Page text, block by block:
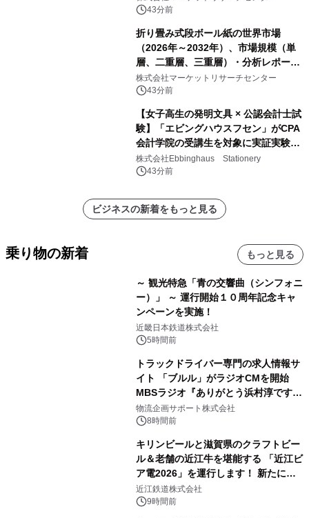
43分前
折り畳み式段ボール紙の世界市場
（2026年～2032年）、市場規模（単
層、二重層、三重層）・分析レポート
を発表
株式会社マーケットリサーチセンター
43分前
【女子高生の発明文具 × 公認会計士試
験】「エビングハウスフセン」がCPA
会計学院の受講生を対象に実証実験を
実施
株式会社Ebbinghaus Stationery
43分前
ビジネスの新着をもっと見る
乗り物の新着 もっと見る
～ 観光特急「青の交響曲（シンフォニ
ー）」 ～ 運行開始１０周年記念キャ
ンペーンを実施！
近畿日本鉄道株式会社
5時間前
トラックドライバー専門の求人情報サ
イト 「ブルル」がラジオCMを開始
MBSラジオ『ありがとう浜村淳です』
にて8月1日(土)より
物流企画サポート株式会社
8時間前
キリンビールと滋賀県のクラフトビー
ル＆老舗の近江牛を堪能する 「近江ビ
ア電2026」を運行します！ 新たに
「長濱浪漫ビール」が参加！キリン一
番搾り飲み放題が復活！
近江鉄道株式会社
9時間前